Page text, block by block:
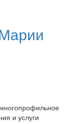
и услуги